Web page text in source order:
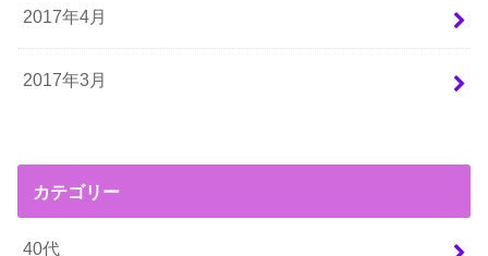
2017年4月
2017年3月
カテゴリー
40代